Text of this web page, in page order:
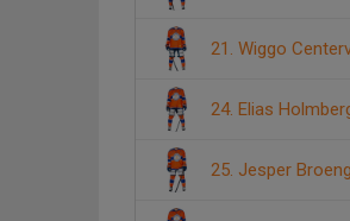
21. Wiggo
24. Elias
25. Jesper Broeng